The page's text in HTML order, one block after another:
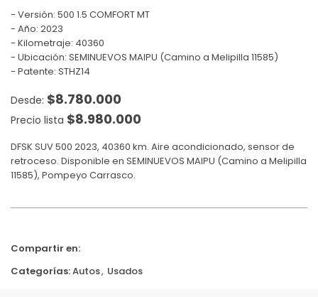
Versión: 500 1.5 COMFORT MT
Año: 2023
Kilometraje: 40360
Ubicación: SEMINUEVOS MAIPU (Camino a Melipilla 11585)
Patente: STHZ14
$8.780.000
Precio lista $8.980.000
DFSK SUV 500 2023, 40360 km. Aire acondicionado, sensor de
retroceso. Disponible en SEMINUEVOS MAIPU (Camino a Melipilla
11585), Pompeyo Carrasco.
Compartir en:
Categorías:Autos, Usados